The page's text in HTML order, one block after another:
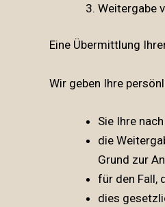
Weitergabe
Eine Übermittlung
Wir geben Ihre
Sie Ihre
die
Grund zur
für den Fall,
dies